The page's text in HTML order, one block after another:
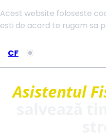
Acest website foloseste
esti de acord te rugam sa
CF
Asistentul